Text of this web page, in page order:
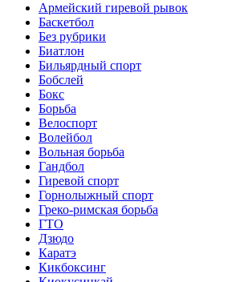
Армейский гиревой рывок
Баскетбол
Без рубрики
Биатлон
Бильярдный спорт
Бобслей
Бокс
Борьба
Велоспорт
Волейбол
Вольная борьба
Гандбол
Гиревой спорт
Горнолыжный спорт
Греко-римская борьба
ГТО
Дзюдо
Каратэ
Кикбоксинг